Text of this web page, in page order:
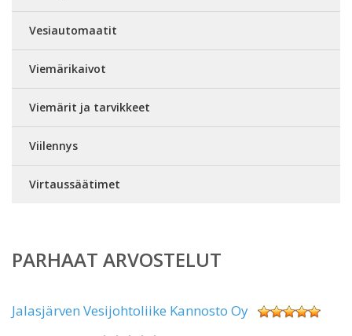
Vesiautomaatit
Viemärikaivot
Viemärit ja tarvikkeet
Viilennys
Virtaussäätimet
PARHAAT ARVOSTELUT
Jalasjärven Vesijohtoliike Kannosto Oy